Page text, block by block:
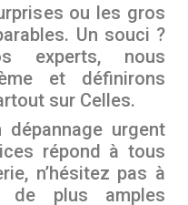
ou les gros
Un souci ?
experts, nous
et définirons
sur Celles.
dépannage urgent
répond à tous
n’hésitez pas à
de plus amples